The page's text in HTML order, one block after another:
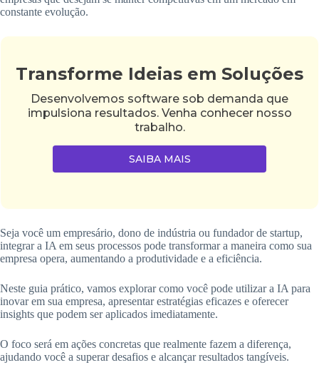
constante evolução.
Transforme Ideias em Soluções
Desenvolvemos software sob demanda que
impulsiona resultados. Venha conhecer nosso
trabalho.
SAIBA MAIS
Seja você um empresário, dono de indústria ou fundador de startup,
integrar a IA em seus processos pode transformar a maneira como sua
empresa opera, aumentando a produtividade e a eficiência.
Neste guia prático, vamos explorar como você pode utilizar a IA para
inovar em sua empresa, apresentar estratégias eficazes e oferecer
insights que podem ser aplicados imediatamente.
O foco será em ações concretas que realmente fazem a diferença,
ajudando você a superar desafios e alcançar resultados tangíveis.